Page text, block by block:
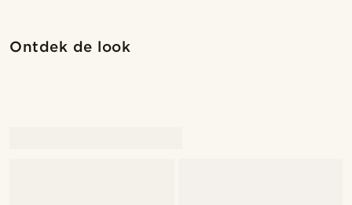
Ontdek de look